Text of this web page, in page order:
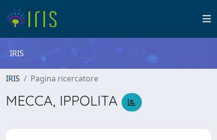
IRIS
IRIS Pagina ricercatore
MECCA, IPPOLITA